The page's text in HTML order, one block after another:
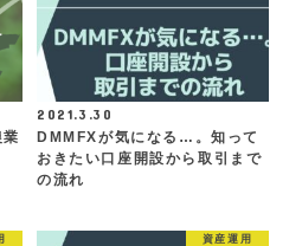
2021.3.30
DMMFXが気になる…。知って
おきたい口座開設から取引まで
の流れ
資産運用